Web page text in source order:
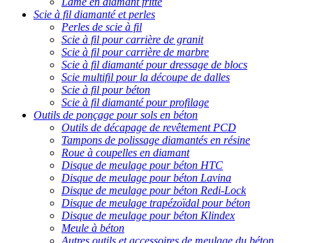
Scie à fil diamanté et perles
Perles de scie à fil
Scie à fil pour carrière de granit
Scie à fil pour carrière de marbre
Scie à fil diamanté pour dressage de blocs
Scie multifil pour la découpe de dalles
Scie à fil pour béton
Scie à fil diamanté pour profilage
Outils de ponçage pour sols en béton
Outils de décapage de revêtement PCD
Tampons de polissage diamantés en résine
Roue à coupelles en diamant
Disque de meulage pour béton HTC
Disque de meulage pour béton Lavina
Disque de meulage pour béton Redi-Lock
Disque de meulage trapézoïdal pour béton
Disque de meulage pour béton Klindex
Meule à béton
Autres outils et accessoires de meulage du béton